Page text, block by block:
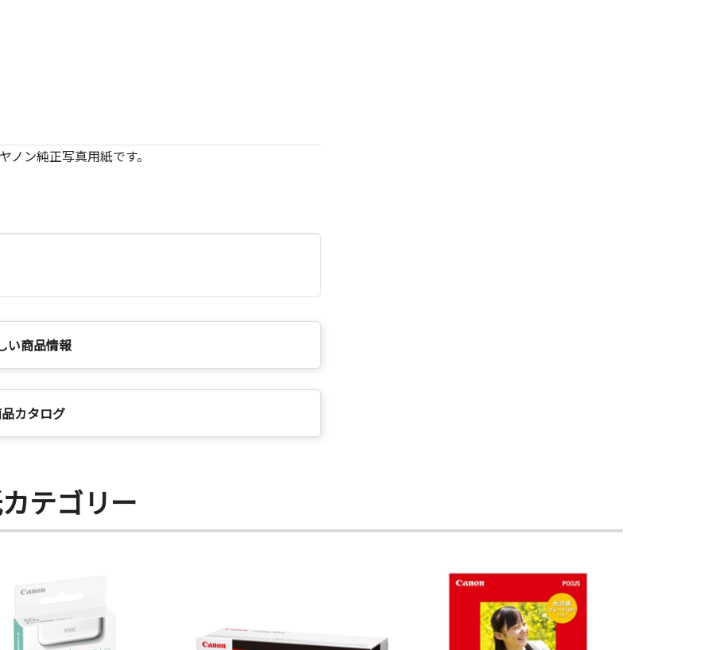
ン純正写真用紙です。
い商品情報
カタログ
テゴリー